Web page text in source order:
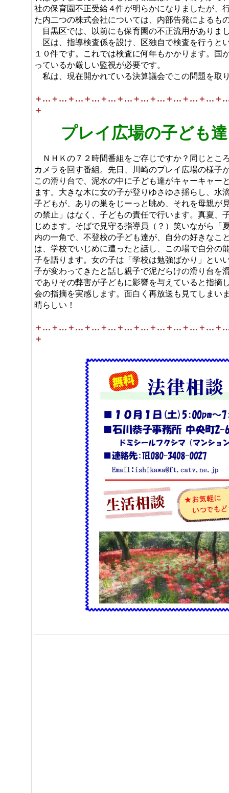
社の保育園不正受給４件が明らかになりましたが、
た内二つの株式会社については、内部告発によるも
目黒区では、以前にも保育園の不正流用がありま
区は、指導検査係を設け、区独自で検査を行うと
１０件です。これでは検査に何年もかかります。
っているか厳しい監視が必要です。
私は、現在開かれている決算議会でこの問題を取
＋…＋…＋…＋…＋…＋…＋…＋…＋…＋…＋…
＋
プレイ広場の子ども達
ＮＨＫの７２時間番組をご存じですか？同じとこ
カメラを回す番組。先日、川崎のプレイ広場の様子
この滑り台で、泥水の中に子ども達がキャーキャー
ます。大きな木に女の子が登りゆさゆさ揺らし、水
子どもが、ありの巣をじーっと眺め、それを母親が
の禁止」はなく、子どもの責任で行います。真夏、
じめます。そばで見守る指導員（？）笑いながら「
内の一角で、不登校の子ども達が、自分の好きなこ
は、学校でいじめに遭ったと話し、この場で自分の
子を語ります。女の子は「学校は勉強ばかり」とい
子が変わってきたと話し親子で泥だらけの滑り台を
でありその弊害が子どもに影響を与えていると指摘
会の指摘を実感します。面白く再放送も見てしまい
晴らしい！
＋…＋…＋…＋…＋…＋…＋…＋…＋…＋…＋…
＋